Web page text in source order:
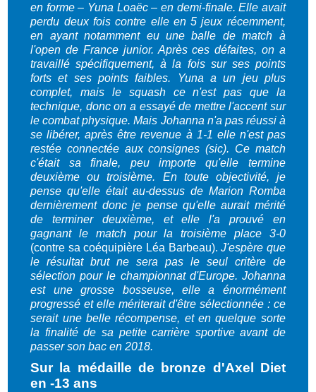
en forme – Yuna Loaëc – en demi-finale. Elle avait
perdu deux fois contre elle en 5 jeux récemment,
en ayant notamment eu une balle de match à
l'open de France junior. Après ces défaites, on a
travaillé spécifiquement, à la fois sur ses points
forts et ses points faibles. Yuna a un jeu plus
complet, mais le squash ce n'est pas que la
technique, donc on a essayé de mettre l'accent sur
le combat physique. Mais Johanna n'a pas réussi à
se libérer, après être revenue à 1-1 elle n'est pas
restée connectée aux consignes (sic). Ce match
c'était sa finale, peu importe qu'elle termine
deuxième ou troisième. En toute objectivité, je
pense qu'elle était au-dessus de Marion Romba
dernièrement donc je pense qu'elle aurait mérité
de terminer deuxième, et elle l'a prouvé en
gagnant le match pour la troisième place 3-0
(contre sa coéquipière Léa Barbeau). J'espère que
le résultat brut ne sera pas le seul critère de
sélection pour le championnat d'Europe. Johanna
est une grosse bosseuse, elle a énormément
progressé et elle mériterait d'être sélectionnée : ce
serait une belle récompense, et en quelque sorte
la finalité de sa petite carrière sportive avant de
passer son bac en 2018.
Sur la médaille de bronze d'Axel Diet
en -13 ans